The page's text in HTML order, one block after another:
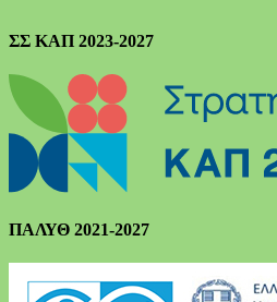
ΣΣ ΚΑΠ 2023-2027
ΠΑΛΥΘ 2021-2027